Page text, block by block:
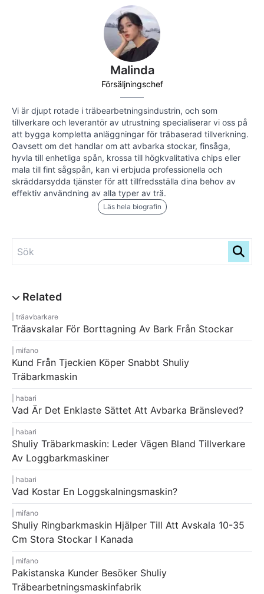
Malinda
Försäljningschef
Vi är djupt rotade i träbearbetningsindustrin, och som
tillverkare och leverantör av utrustning specialiserar vi oss på
att bygga kompletta anläggningar för träbaserad tillverkning.
Oavsett om det handlar om att avbarka stockar, finsåga,
hyvla till enhetliga spån, krossa till högkvalitativa chips eller
mala till fint sågspån, kan vi erbjuda professionella och
skräddarsydda tjänster för att tillfredsställa dina behov av
effektiv användning av alla typer av trä.
Läs hela biografin
träavbarkare
Träavskalar För Borttagning Av Bark Från Stockar
mifano
Kund Från Tjeckien Köper Snabbt Shuliy
Träbarkmaskin
habari
Vad Är Det Enklaste Sättet Att Avbarka Bränsleved?
habari
Shuliy Träbarkmaskin: Leder Vägen Bland Tillverkare
Av Loggbarkmaskiner
habari
Vad Kostar En Loggskalningsmaskin?
mifano
Shuliy Ringbarkmaskin Hjälper Till Att Avskala 10-35
Cm Stora Stockar I Kanada
mifano
Pakistanska Kunder Besöker Shuliy
Träbearbetningsmaskinfabrik